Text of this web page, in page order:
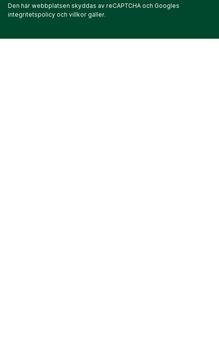
Den här webbplatsen skyddas av reCAPTCHA och Googles
integritetspolicy och villkor gäller.